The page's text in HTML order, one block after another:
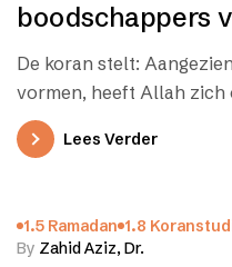
boodschappers
onder alle volken
De koran stelt:
vormen, heeft Allah zich
geopenbaard. Onder alle…
Lees Verder
1.5 Ramadan 1.8
By Zahid Aziz, Dr.